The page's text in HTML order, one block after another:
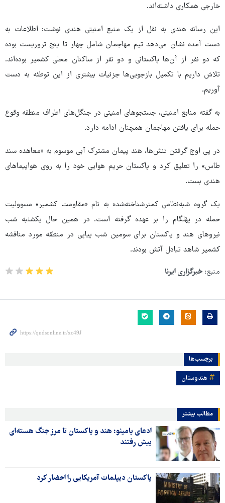
خارجی همکاری داشته‌اند.
این رسانه هندی به نقل از یک منبع امنیتی هندی نوشت: اطلاعات به
دست آمده نشان می‌دهد تیم مهاجمان شامل چهار تا پنج تروریست بوده
که دو نفر از آن‌ها پاکستانی و دو نفر از ساکنان محلی کشمیر بوده‌اند.
تلاش داریم با تکمیل بازجویی‌ها جزئیات بیشتری از این توطئه به دست
آوریم.
به گفته منابع امنیتی، جستجوهای امنیتی در جنگل‌های اطراف منطقه وقوع
حمله برای یافتن مهاجمان همچنان ادامه دارد.
در پی اوج گرفتن تنش‌ها، هند پیمان مشترک آبی موسوم به «معاهده سند
طاس» را تعلیق کرد و پاکستان حریم هوایی خود را به روی هواپیماهای
هندی بست.
یک گروه شبه‌نظامی کمترشناخته‌شده به نام «مقاومت کشمیر» مسوولیت
حمله در پهَلگام را بر عهده گرفته است. در همین حال یکشنبه شب
نیروهای هند و پاکستان برای سومین شب پیاپی در منطقه مورد مناقشه
کشمیر شاهد تبادل آتش بودند.
منبع: خبرگزاری ایرنا
برچسب‌ها
هندوستان
مطالب بیشتر
ادعای پامپئو: هند و پاکستان تا مرز جنگ هسته‌ای
پیش رفتند
پاکستان دیپلمات آمریکایی را احضار کرد